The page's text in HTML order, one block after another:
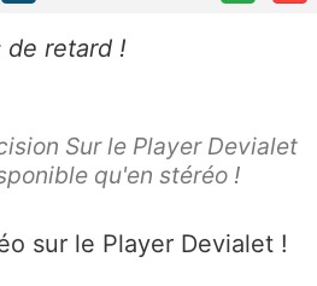
de retard !
Sur le Player Devialet
qu'en stéréo !
sur le Player Devialet !